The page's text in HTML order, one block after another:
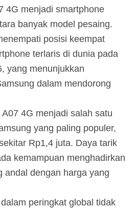
4G menjadi smartphone
banyak model pesaing.
posisi keempat
terlaris di dunia pada
yang menunjukkan
dalam mendorong
4G menjadi salah satu
yang paling populer,
Rp1,4 juta. Daya tarik
kemampuan menghadirkan
andal dengan harga yang
peringkat global tidak